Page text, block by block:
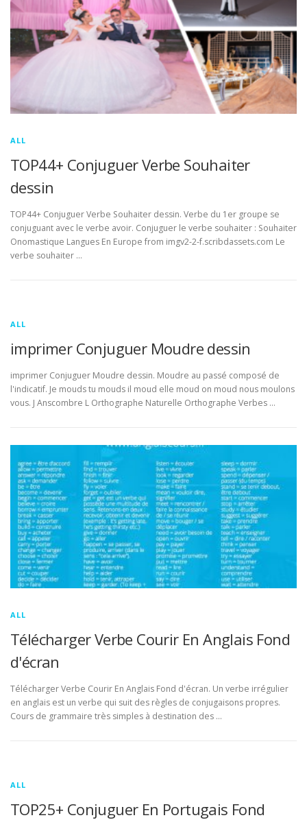
ALL
TOP44+ Conjuguer Verbe Souhaiter
dessin
TOP44+ Conjuguer Verbe Souhaiter dessin. Verbe du 1er groupe se
conjuguant avec le verbe avoir. Conjuguer le verbe souhaiter : Souhaiter
Onomastique Langues En Europe from imgv2-2-f.scribdassets.com Le
verbe souhaiter …
ALL
imprimer Conjuguer Moudre dessin
imprimer Conjuguer Moudre dessin. Moudre au passé composé de
l'indicatif. Je mouds tu mouds il moud elle moud on moud nous moulons
vous. J Anscombre L Orthographe Naturelle Orthographe Verbes …
ALL
Télécharger Verbe Courir En Anglais Fond
d'écran
Télécharger Verbe Courir En Anglais Fond d'écran. Un verbe irrégulier
en anglais est un verbe qui suit des règles de conjugaisons propres.
Cours de grammaire très simples à destination des …
ALL
TOP25+ Conjuguer En Portugais Fond